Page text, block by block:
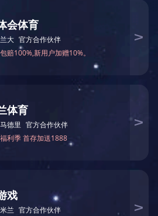
为先，以仁为本！